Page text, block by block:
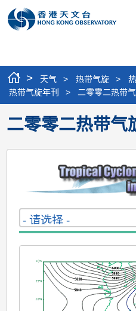
> 天气 > 热带气旋 >
热带气旋年刊
> 二零零二热带
二零零二热带气